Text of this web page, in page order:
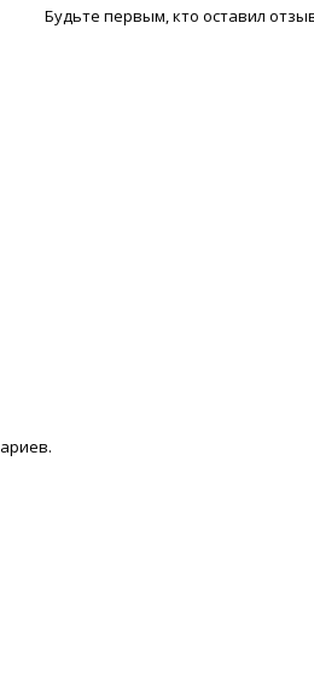
Будьте первым, кто оставил